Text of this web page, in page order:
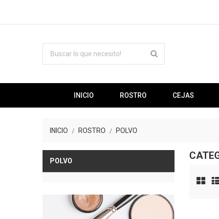
INICIO ROSTRO CEJAS
INICIO ROSTRO POLVO
POLVO